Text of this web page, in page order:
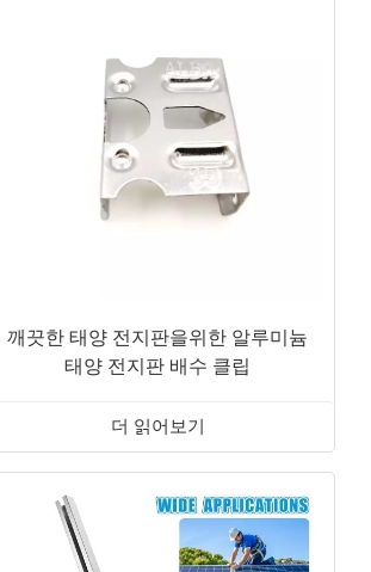
깨끗한 태양 전지판을위한 알루미늄
태양 전지판 배수 클립
더 읽어보기